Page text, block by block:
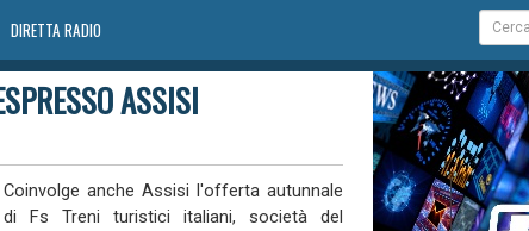
DIRETTA RADIO
ASSISI
Coinvolge anche Assisi l'offerta autunnale
di Fs Treni turistici italiani, società del